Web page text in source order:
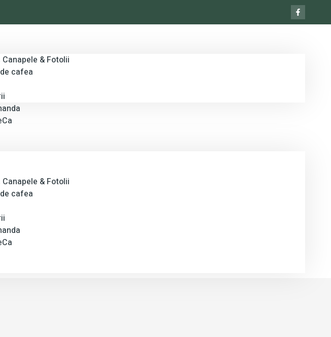
Canapele & Fotolii
cafea
Canapele & Fotolii
cafea